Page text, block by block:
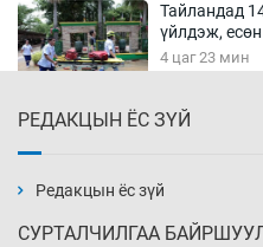
Тайландад
үйлдэж,
4 цаг 23 мин
РЕДАКЦЫН ЁС ЗҮЙ
Редакцын ёс зүй
СУРТАЛЧИЛГАА